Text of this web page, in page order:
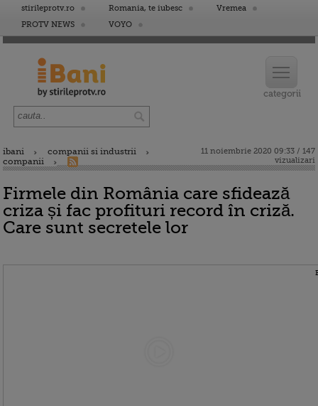
stirileprotv.ro Romania, te iubesc
Vremea
PROTV NEWS
VOYO
ibani
companii si industrii
companii
11 noiembrie 2020 09:33 / 147
vizualizari
Firmele din România care sfidează
criza și fac profituri record în criză.
Care sunt secretele lor